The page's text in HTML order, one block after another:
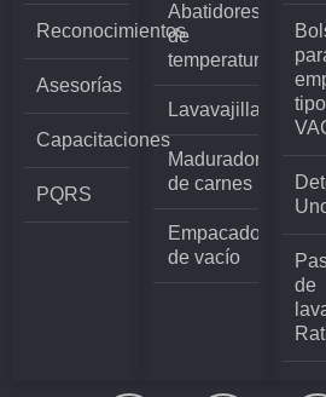
Reconocimientos
Asesorías
Capacitaciones
PQRS
Abatidores
de
temperatura
Lavavajillas
Madurador
de carnes
Empacadoras
de vacío
tipo
de